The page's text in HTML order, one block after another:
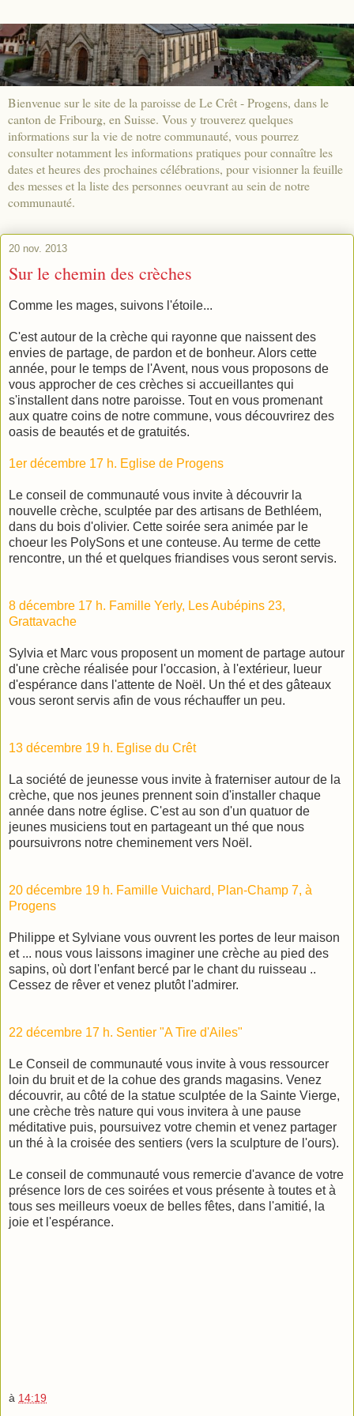
Bienvenue sur le site de la paroisse de Le Crêt - Progens, dans le
canton de Fribourg, en Suisse. Vous y trouverez quelques
informations sur la vie de notre communauté, vous pourrez
consulter notamment les informations pratiques pour connaître les
dates et heures des prochaines célébrations, pour visionner la feuille
des messes et la liste des personnes oeuvrant au sein de notre
communauté.
20 nov. 2013
Sur le chemin des crèches
Comme les mages, suivons l'étoile...
C'est autour de la crèche qui rayonne que naissent des
envies de partage, de pardon et de bonheur. Alors cette
année, pour le temps de l'Avent, nous vous proposons de
vous approcher de ces crèches si accueillantes qui
s'installent dans notre paroisse. Tout en vous promenant
aux quatre coins de notre commune, vous découvrirez des
oasis de beautés et de gratuités.
1er décembre 17 h. Eglise de Progens
Le conseil de communauté vous invite à découvrir la
nouvelle crèche, sculptée par des artisans de Bethléem,
dans du bois d'olivier. Cette soirée sera animée par le
choeur les PolySons et une conteuse. Au terme de cette
rencontre, un thé et quelques friandises vous seront servis.
8 décembre 17 h. Famille Yerly, Les Aubépins 23,
Grattavache
Sylvia et Marc vous proposent un moment de partage autour
d'une crèche réalisée pour l'occasion, à l'extérieur, lueur
d'espérance dans l'attente de Noël. Un thé et des gâteaux
vous seront servis afin de vous réchauffer un peu.
13 décembre 19 h. Eglise du Crêt
La société de jeunesse vous invite à fraterniser autour de la
crèche, que nos jeunes prennent soin d'installer chaque
année dans notre église. C'est au son d'un quatuor de
jeunes musiciens tout en partageant un thé que nous
poursuivrons notre cheminement vers Noël.
20 décembre 19 h. Famille Vuichard, Plan-Champ 7, à
Progens
Philippe et Sylviane vous ouvrent les portes de leur maison
et ... nous vous laissons imaginer une crèche au pied des
sapins, où dort l'enfant bercé par le chant du ruisseau ..
Cessez de rêver et venez plutôt l'admirer.
22 décembre 17 h. Sentier "A Tire d'Ailes"
Le Conseil de communauté vous invite à vous ressourcer
loin du bruit et de la cohue des grands magasins. Venez
découvrir, au côté de la statue sculptée de la Sainte Vierge,
une crèche très nature qui vous invitera à une pause
méditative puis, poursuivez votre chemin et venez partager
un thé à la croisée des sentiers (vers la sculpture de l'ours).
Le conseil de communauté vous remercie d'avance de votre
présence lors de ces soirées et vous présente à toutes et à
tous ses meilleurs voeux de belles fêtes, dans l'amitié, la
joie et l'espérance.
à 14:19